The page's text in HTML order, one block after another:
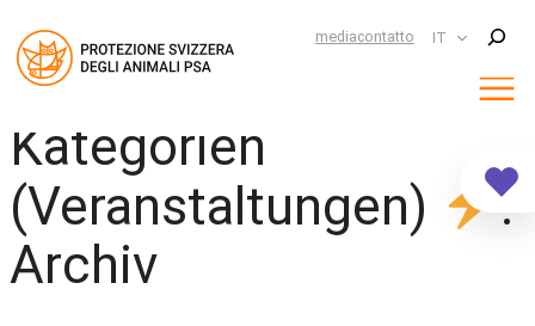
al
contenuto
mediacontatto IT
Suchen
Kategorien
(Veranstaltungen)
:
Archiv